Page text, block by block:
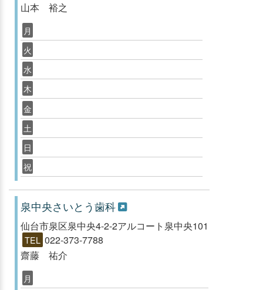
山本 裕之
月
火
水
木
金
土
日
祝
泉中央さいとう歯科
仙台市泉区泉中央4-2-2アルコート泉中央101
TEL 022-373-7788
齋藤 祐介
月